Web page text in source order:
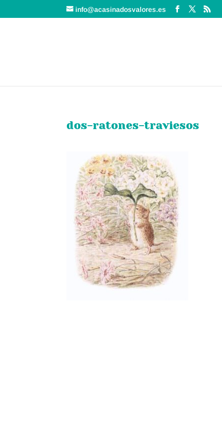
info@acasinadosvalores.es
dos-ratones-traviesos